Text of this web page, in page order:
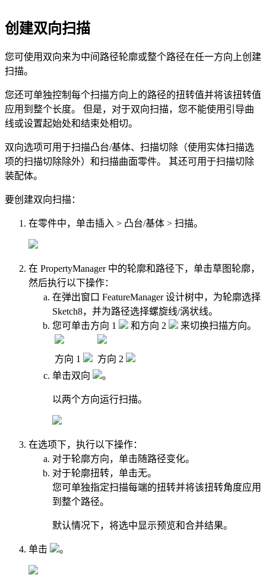
创建双向扫描
您可使用 双向来为中间路径轮廓或整个路径在任一方向上创建
扫描。
您还可单独控制每个扫描方向上的路径的扭转值并将该扭转值
应用到整个长度。 但是，对于双向扫描，您不能使用引导曲
线或设置起始处和结束处相切。
双向选项可用于扫描凸台/基体、扫描切除（使用实体扫描选
项的扫描切除除外）和扫描曲面零件。 其还可用于扫描切除
装配体。
要创建双向扫描：
在零件中，单击插入 > 凸台/基体 > 扫描。
在 PropertyManager 中的轮廓和路径下，单击草图轮廓，
然后执行以下操作：
在弹出窗口 FeatureManager 设计树中，为轮廓选择
Sketch8，并为路径选择螺旋线/涡状线。
您可单击方向 1 和方向 2 来切换扫描方向。
方向 1
方向 2
单击双向 。
以两个方向运行扫描。
在选项下，执行以下操作：
对于轮廓方向，单击随路径变化。
对于轮廓扭转，单击无。
您可单独指定扫描每端的扭转并将该扭转角度应用
到整个路径。
默认情况下，将选中显示预览和合并结果。
单击 。